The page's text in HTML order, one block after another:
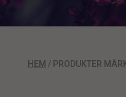
HEM / PRODUKTER